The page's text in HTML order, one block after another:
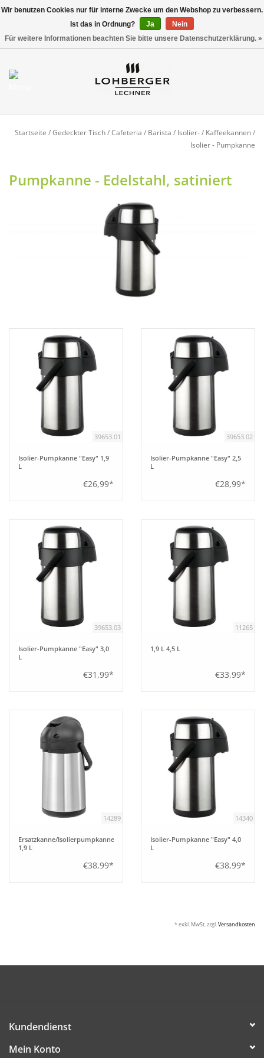
Mein Konto / Kundenkonto
Startseite
Bar
Einrichtung
Berufsbekleidung
Küche
Küchenmöbel
Startseite /Gedeckter Tisch/Cafeteria / Barista / Isolier- / Kaffeekannen/
Isolier - Pumpkanne
Pumpkanne - Edelstahl, satiniert
39653.01
Isolier-Pumpkanne "Easy" 1,9
L
€26,99*
39653.02
Isolier-Pumpkanne "Easy" 2,5
L
€28,99*
39653.03
Isolier-Pumpkanne "Easy" 3,0
L
€31,99*
11265
1,9 L 4,5 L
€33,99*
14289
Ersatzkanne/Isolierpumpkanne
1,9 L
€38,99*
14340
Isolier-Pumpkanne "Easy" 4,0
L
€38,99*
* exkl. MwSt. zzgl.Versandkosten
Kundendienst
Mein Konto
Wir benutzen Cookies nur für interne Zwecke um den Webshop zu verbessern.
Ist das in Ordnung?
Ja
Nein
Für weitere Informationen beachten Sie bitte unsere Datenschutzerklärung. »